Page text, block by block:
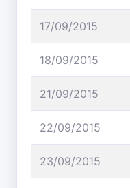
17/09/2015
18/09/2015
21/09/2015
22/09/2015
23/09/2015